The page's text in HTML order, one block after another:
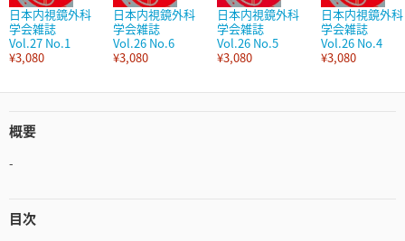
日本内視鏡外科
学会雑誌
Vol.27 No.1
¥3,080
日本内視鏡外科
学会雑誌
Vol.26 No.6
¥3,080
日本内視鏡外科
学会雑誌
Vol.26 No.5
¥3,080
日本内視鏡外科
学会雑誌
Vol.26 No.4
¥3,080
概要
-
目次